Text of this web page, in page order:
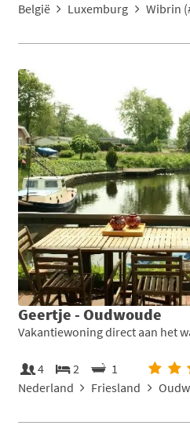
België
Luxemburg Wibrin (
Geertje - Oudwoude
Vakantiewoning direct aan het
4 2
1
Nederland
Friesland